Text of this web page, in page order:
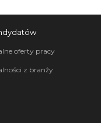
oferty pracy
z branży